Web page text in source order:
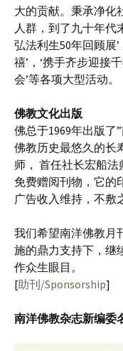
大的贡献。秉承净化
人群，到了九十年代
弘法利生50年回顾展
禧’，‘携手齐步迎接
会’等各项大型活动。
佛教文化出版
佛总于1969年出版了
佛教历史最悠久的长
师， 首任社长宏船法
免费赠阅刊物，它的
广告收入维持，不敷
我们希望南洋佛教月
施的鼎力支持下，继
作众生眼目。
[助刊/Sponsorship]
南洋佛教杂志新编委